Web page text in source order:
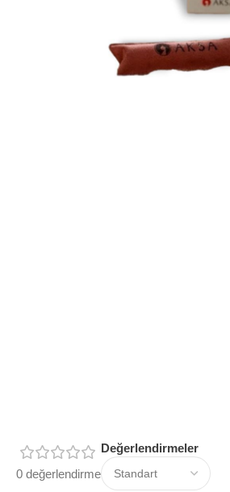
0 değerlendirme
Değerlendirmeler